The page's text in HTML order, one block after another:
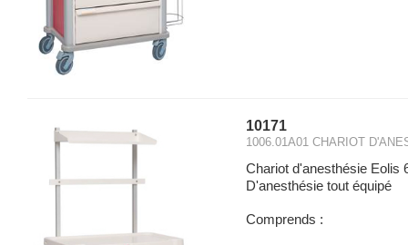
10171
1006.01A01 CHARIOT
Chariot d'anesthésie Eolis
D'anesthésie tout équipé
Comprends :